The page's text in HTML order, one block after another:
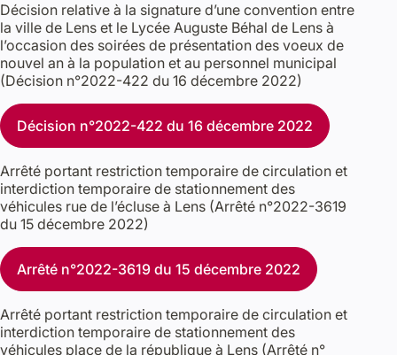
Décision relative à la signature d’une convention entre
la ville de Lens et le Lycée Auguste Béhal de Lens à
l’occasion des soirées de présentation des voeux de
nouvel an à la population et au personnel municipal
(Décision n°2022-422 du 16 décembre 2022)
Décision n°2022-422 du 16 décembre 2022
Arrêté portant restriction temporaire de circulation et
interdiction temporaire de stationnement des
véhicules rue de l’écluse à Lens (Arrêté n°2022-3619
du 15 décembre 2022)
Arrêté n°2022-3619 du 15 décembre 2022
Arrêté portant restriction temporaire de circulation et
interdiction temporaire de stationnement des
véhicules place de la république à Lens (Arrêté n°